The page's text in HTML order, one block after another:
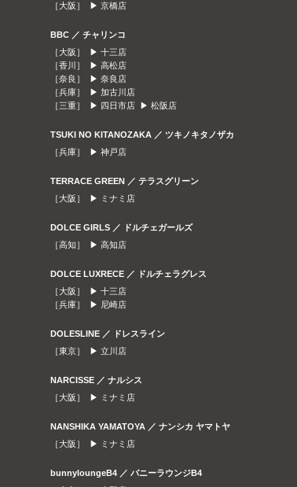
［大阪］ ▶ 京橋店
BBC ／ チャリンコ
［大阪］ ▶ 十三店
［香川］ ▶ 高松店
［奈良］ ▶ 奈良店
［兵庫］ ▶ 加古川店
［三重］ ▶ 四日市店 ▶ 松阪店
TSUKI NO KITANOZAKA ／ ツキノキタノザカ
［兵庫］ ▶ 神戸店
TERRACE GREEN ／ テラスグリーン
［大阪］ ▶
ミナミ店
DOLCE GIRLS ／ ドルチェガールズ
［高知］ ▶ 高知店
DOLCE LUXRECE ／ ドルチェラグレス
［大阪］ ▶ 十三店
［兵庫］ ▶ 尼崎店
DOLESLINE ／ ドレスライン
［東京］ ▶ 立川店
NARCISSE ／ ナルシス
［大阪］ ▶
ミナミ店
NANSHIKA YAMATOYA ／ ナンシカ ヤマトヤ
［大阪］ ▶
ミナミ店
bunnyloungeB4 ／ バニーラウンジB4